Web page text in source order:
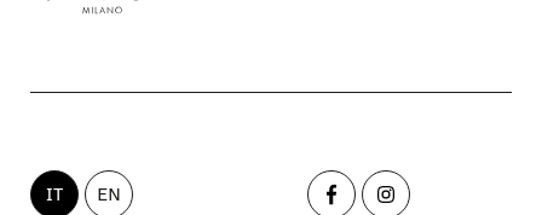
IT EN